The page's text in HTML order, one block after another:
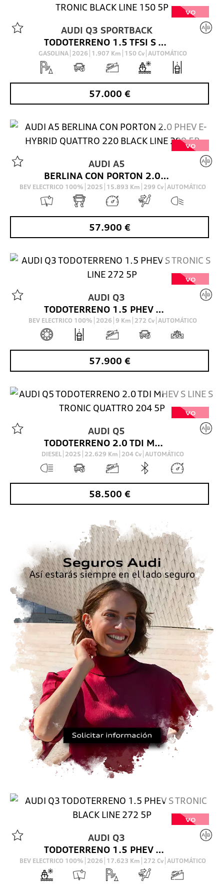
VO
AUDI Q3 SPORTBACK
TODOTERRENO 1.5 TFSI S TRONIC BLACK LINE 150 5P
GASOLINA 2026 1.907 Km 150 Cv AUTOMÁTICO
57.000 €
VO
AUDI A5
BERLINA CON PORTON 2.0 PHEV E-HYBRID QUATTRO 220 BLACK LINE 299 5P
BEV ELECTRICO 100% 2025 15.893 Km 299 Cv AUTOMÁTICO
57.900 €
VO
AUDI Q3
TODOTERRENO 1.5 PHEV S TRONIC S LINE 272 5P
BEV ELECTRICO 100% 2026 9 Km 272 Cv AUTOMÁTICO
57.900 €
VO
AUDI Q5
TODOTERRENO 2.0 TDI MHEV S LINE S TRONIC QUATTRO 204 5P
DIESEL 2025 22.629 Km 204 Cv AUTOMÁTICO
58.500 €
VO
AUDI Q3
TODOTERRENO 1.5 PHEV S TRONIC BLACK LINE 272 5P
BEV ELECTRICO 100% 2026 17.623 Km 272 Cv AUTOMÁTICO